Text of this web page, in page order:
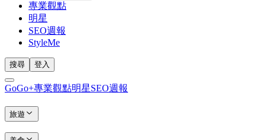
專業觀點
明星
SEO週報
StyleMe
搜尋 登入
GoGo+專業觀點明星SEO週報
旅遊